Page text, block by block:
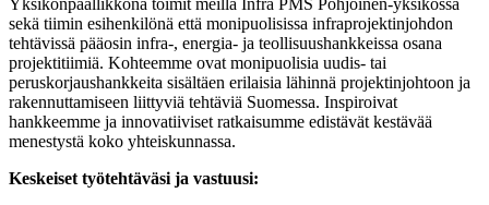
Yksikönpäällikkönä toimit meillä Infra PMS Pohjoinen-yksikössä
sekä tiimin esihenkilönä että monipuolisissa infraprojektinjohdon
tehtävissä pääosin infra-, energia- ja teollisuushankkeissa osana
projektitiimiä. Kohteemme ovat monipuolisia uudis- tai
peruskorjaushankkeita sisältäen erilaisia lähinnä projektinjohtoon ja
rakennuttamiseen liittyviä tehtäviä Suomessa. Inspiroivat
hankkeemme ja innovatiiviset ratkaisumme edistävät kestävää
menestystä koko yhteiskunnassa.
Keskeiset työtehtäväsi ja vastuusi: